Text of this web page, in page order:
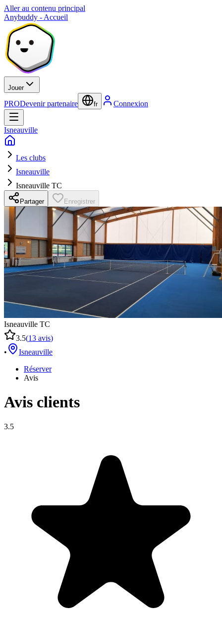
Aller au contenu principal
Anybuddy - Accueil
Jouer
PRODevenir partenaire fr Connexion
Isneauville
Les clubs
Isneauville
Isneauville TC
Partager Enregistrer
Isneauville TC
3.5(13 avis)
•
Isneauville
Réserver
Avis
Avis clients
3.5